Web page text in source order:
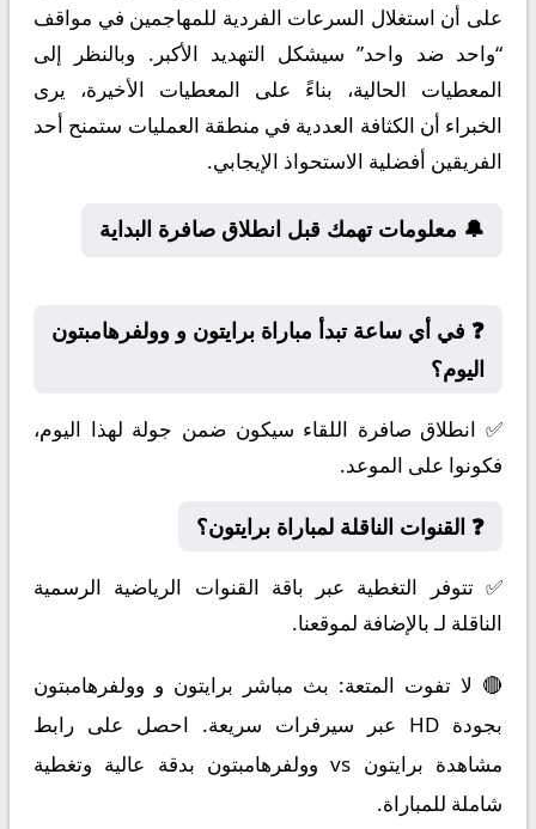
على أن استغلال السرعات الفردية للمهاجمين في مواقف
“واحد ضد واحد” سيشكل التهديد الأكبر. وبالنظر إلى
المعطيات الحالية، بناءً على المعطيات الأخيرة، يرى
الخبراء أن الكثافة العددية في منطقة العمليات ستمنح أحد
الفريقين أفضلية الاستحواذ الإيجابي.
🔔 معلومات تهمك قبل انطلاق صافرة البداية
❓ في أي ساعة تبدأ مباراة برايتون و وولفرهامبتون
اليوم؟
✅ انطلاق صافرة اللقاء سيكون ضمن جولة لهذا اليوم،
فكونوا على الموعد.
❓ القنوات الناقلة لمباراة برايتون؟
✅ تتوفر التغطية عبر باقة القنوات الرياضية الرسمية
الناقلة لـ بالإضافة لموقعنا.
🔴 لا تفوت المتعة: بث مباشر برايتون و وولفرهامبتون
بجودة HD عبر سيرفرات سريعة. احصل على رابط
مشاهدة برايتون vs وولفرهامبتون بدقة عالية وتغطية
شاملة للمباراة.